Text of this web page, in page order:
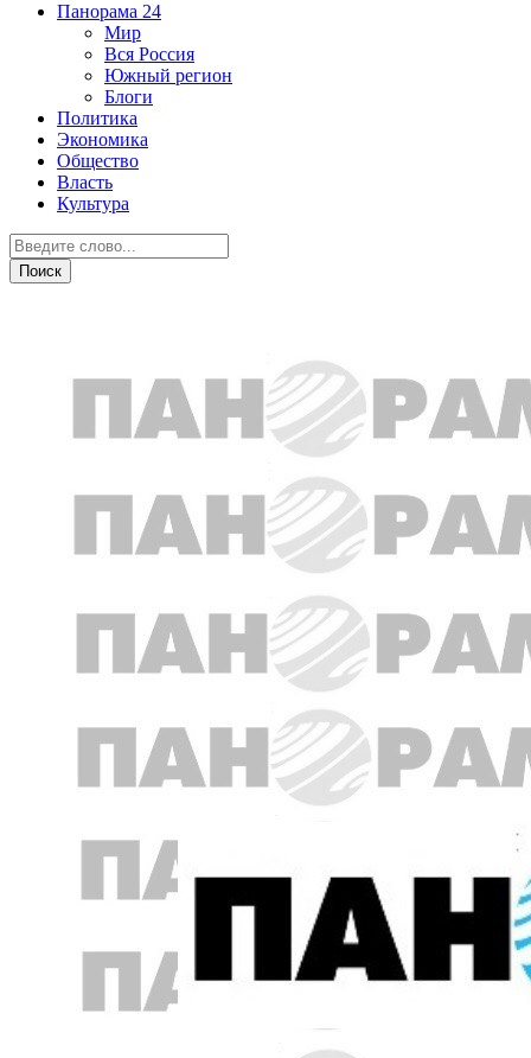
Панорама 24
Мир
Вся Россия
Южный регион
Блоги
Политика
Экономика
Общество
Власть
Культура